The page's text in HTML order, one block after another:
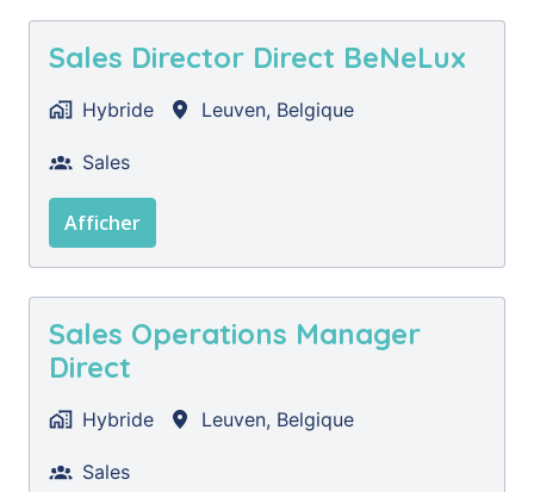
Sales Director Direct BeNeLux
Hybride Leuven, Belgique
Sales
Afficher
Sales Operations Manager
Direct
Hybride Leuven, Belgique
Sales